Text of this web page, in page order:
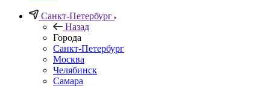
Санкт-Петербург
Назад
Города
Санкт-Петербург
Москва
Челябинск
Самара